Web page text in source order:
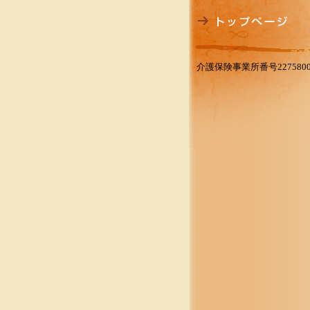
介護保険事業所番号